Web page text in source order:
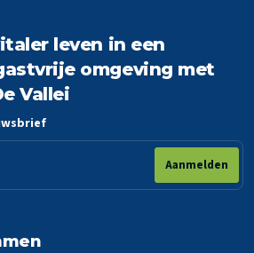
leven in een
omgeving met
Vallei
Aanmelden